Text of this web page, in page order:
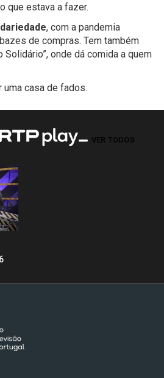
que estava a fazer.
, com a pandemia
de compras. Tem também
Solidário”, onde dá comida a quem
uma casa de fados.
VER TODOS